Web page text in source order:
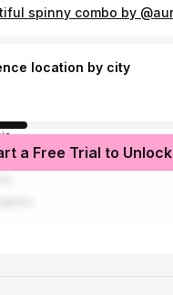
location by city
a Free Trial to Unlock